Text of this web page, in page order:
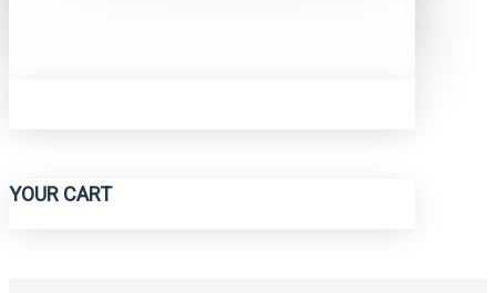
YOUR CART